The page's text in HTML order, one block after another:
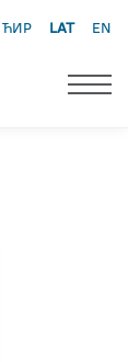
ЋИР LAT EN